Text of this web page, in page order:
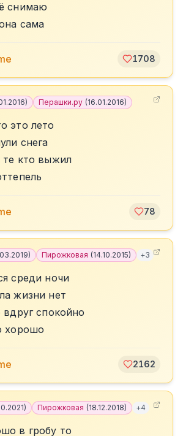
снимаю
сама
1708
) Перашки.ру (16.01.2016)
это лето
снега
кто выжил
78
) Пирожковая (14.10.2015) +3
среди ночи
жизни нет
вдруг спокойно
хорошо
2162
) Пирожковая (18.12.2018) +4
в гробу то